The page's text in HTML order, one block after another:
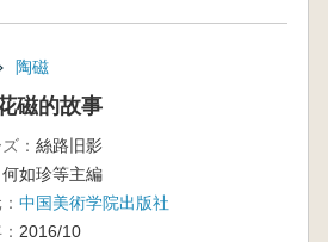
陶磁
磁的故事
： 絲路旧影
何如珍等主編
中国美術学院出版社
2016/10